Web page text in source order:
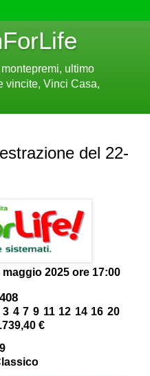
ultimo
vincite, Vinci Casa,
del 22-
maggio 2025 ore 17:00
3 4 7 9 11 12 14 16 20
€